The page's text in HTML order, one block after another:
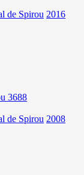
de Spirou 2016
3688
de Spirou 2008